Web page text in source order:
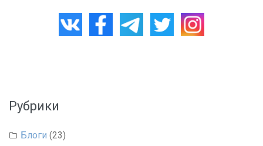
Рубрики
Блоги (23)